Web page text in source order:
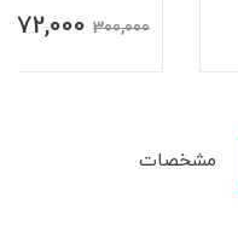
300,000
272,000
مشخصات